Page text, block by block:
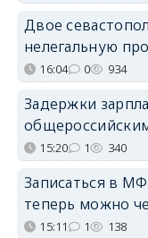
Двое
нелегальную
16:04 0 934
Задержки
15:20 1 340
Записаться в
теперь можно
15:11 1 138